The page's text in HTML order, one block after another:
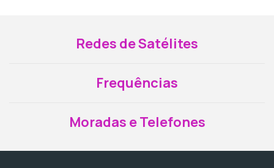
Redes de Satélites
Frequências
Moradas e Telefones